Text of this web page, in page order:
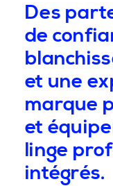
Des
de
et une
marque
et
linge
intégrés.